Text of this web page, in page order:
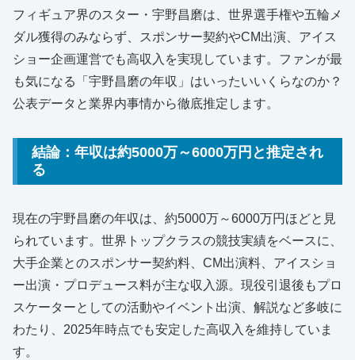
フィギュア界のスター・宇野昌磨は、世界選手権や五輪メ
ダル獲得のみならず、スポンサー契約やCM出演、アイス
ショー企画運営でも高収入を実現しています。ファンが最
も気になる「宇野昌磨の年収」はいったいいくらなのか？
公表データと業界内事情から徹底推定します。
結論：年収は約5000万～6000万円と推定され
る
現在の宇野昌磨の年収は、約5000万～6000万円ほどと見
られています。世界トップクラスの競技実績をベースに、
大手企業とのスポンサー契約料、CM出演料、アイスショ
ー出演・プロデュース料が主な収入源。現役引退後もプロ
スケーターとしての活動やイベント出演、解説など多岐に
わたり、2025年時点でも安定した高収入を維持していま
す。